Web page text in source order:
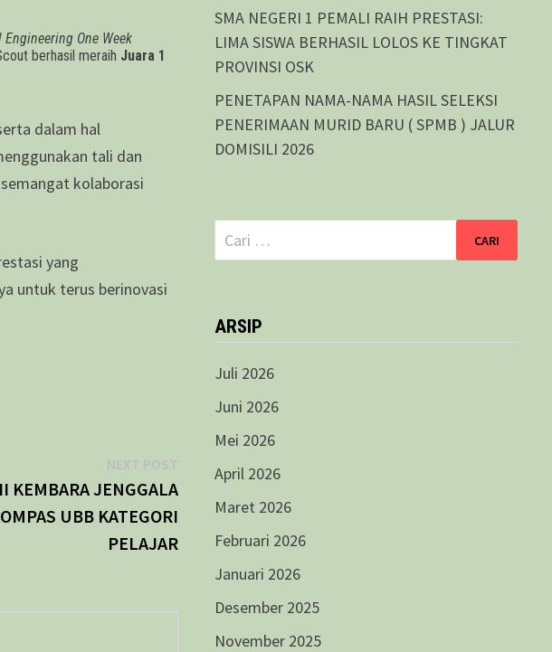
Engineering One Week
berhasil meraih Juara 1
dalam hal
tali dan
kolaborasi
yang
untuk terus berinovasi
NEXT POSTNext
post:
KEMBARA JENGGALA
UBB KATEGORI
PELAJAR
SMA NEGERI 1 PEMALI RAIH PRESTASI:
LIMA SISWA BERHASIL LOLOS KE TINGKAT
PROVINSI OSK
PENETAPAN NAMA-NAMA HASIL SELEKSI
PENERIMAAN MURID BARU ( SPMB ) JALUR
DOMISILI 2026
Cari
untuk:
ARSIP
Juli 2026
Juni 2026
Mei 2026
April 2026
Maret 2026
Februari 2026
Januari 2026
Desember 2025
November 2025